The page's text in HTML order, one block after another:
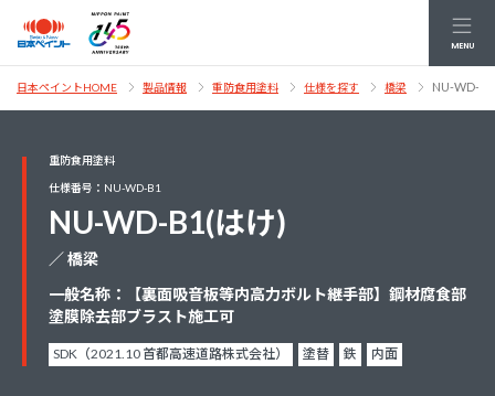
MENU
日本ペイントHOME 製品情報 重防食用塗料 仕様を探す 橋梁 NU-WD-
重防食用塗料
仕様番号：NU-WD-B1
NU-WD-B1(はけ)
／ 橋梁
一般名称：【裏面吸音板等内高力ボルト継手部】鋼材腐食部
塗膜除去部ブラスト施工可
SDK（2021.10 首都高速道路株式会社） 塗替 鉄 内面